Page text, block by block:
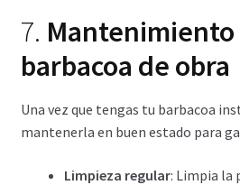
7. Mantenimiento
barbacoa de obra
Una vez que tengas tu barbacoa
mantenerla en buen estado para
Limpieza regular: Limpia la